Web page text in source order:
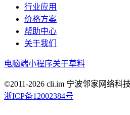
行业应用
价格方案
帮助中心
关于我们
电脑端小程序关于草料
©2011-2026 cli.im 宁波邻家网络科
浙ICP备12002384号